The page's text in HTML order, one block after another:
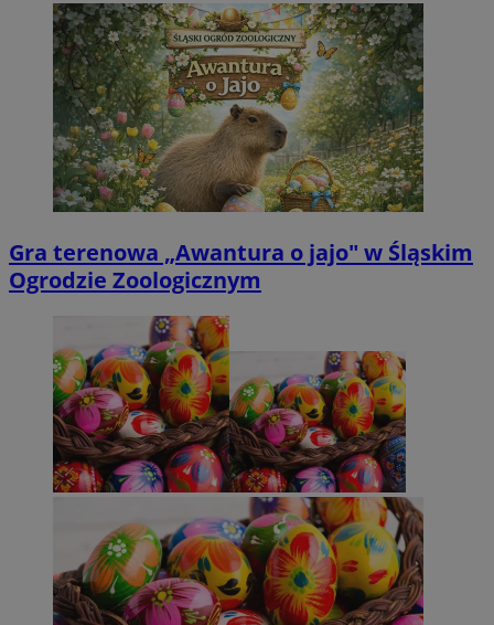
Gra terenowa „Awantura o jajo" w Śląskim
Ogrodzie Zoologicznym